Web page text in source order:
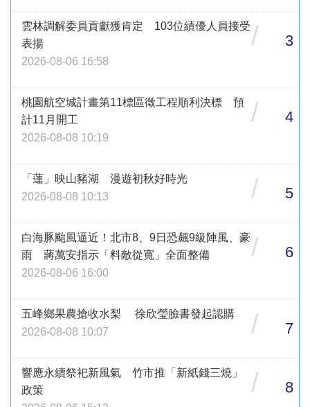
雲林調解委員貢獻獲肯定 103位績優人員接受
表揚
2026-08-06 16:58
/ 3
桃園航空城計畫第11標區徵工程順利決標 預
計11月開工
2026-08-08 10:19
/ 4
「蓮」映山豬湖 漫遊初秋好時光
2026-08-08 10:13
/ 5
白海豚颱風逼近！北市8、9日恐飆9級陣風、豪
雨 蔣萬安指示「料敵從寬」全面整備
2026-08-06 16:00
/ 6
五峰鄉果農搶收水梨 徐欣瑩臉書發起認購
2026-08-08 10:07
/ 7
響應永續祭祀新風氣 竹市推「新紙錢三燒」
政策
/ 8